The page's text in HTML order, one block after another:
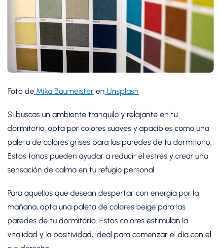
Foto de Mika Baumeister en Unsplash
Si buscas un ambiente tranquilo y relajante en tu
dormitorio, opta por colores suaves y apacibles como una
paleta de colores grises para las paredes de tu dormitorio.
Estos tonos pueden ayudar a reducir el estrés y crear una
sensación de calma en tu refugio personal.
Para aquellos que desean despertar con energía por la
mañana, opta una paleta de colores beige para las
paredes de tu dormitorio. Estos colores estimulan la
vitalidad y la positividad, ideal para comenzar el día con el